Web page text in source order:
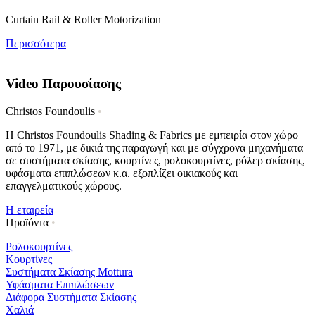
Curtain Rail & Roller Motorization
Περισσότερα
Video Παρουσίασης
Christos Foundoulis •
Η Christos Foundoulis Shading & Fabrics με εμπειρία στον χώρο
από το 1971, με δικιά της παραγωγή και με σύγχρονα μηχανήματα
σε συστήματα σκίασης, κουρτίνες, ρολοκουρτίνες, ρόλερ σκίασης,
υφάσματα επιπλώσεων κ.α. εξοπλίζει οικιακούς και
επαγγελματικούς χώρους.
Η εταιρεία
Προϊόντα •
Ρολοκουρτίνες
Κουρτίνες
Συστήματα Σκίασης Mottura
Υφάσματα Επιπλώσεων
Διάφορα Συστήματα Σκίασης
Χαλιά